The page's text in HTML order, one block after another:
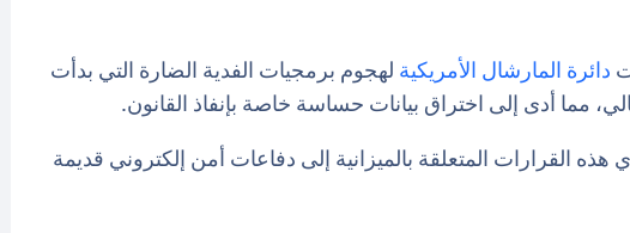
دائرة المارشال الأمريكية لهجوم برمجيات الفدية الضارة التي بدأت
مما أدى إلى اختراق بيانات حساسة خاصة بإنفاذ القانون.
هذه القرارات المتعلقة بالميزانية إلى دفاعات أمن إلكتروني قديمة